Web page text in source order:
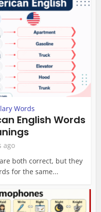
Words
English Words
ago
both correct, but they
for the same...